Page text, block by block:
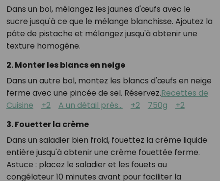
Dans un bol, mélangez les jaunes d'œufs avec le
sucre jusqu'à ce que le mélange blanchisse. Ajoutez la
pâte de pistache et mélangez jusqu'à obtenir une
texture homogène.
2.Monter les blancs en neige
Dans un autre bol, montez les blancs d'œufs en neige
ferme avec une pincée de sel. Réservez.Recettes de
Cuisine
+2 A un détail près... +2 750g
+2
3.Fouetter la crème
Dans un saladier bien froid, fouettez la crème liquide
entière jusqu'à obtenir une crème fouettée ferme.
Astuce : placez le saladier et les fouets au
congélateur 10 minutes avant pour faciliter la